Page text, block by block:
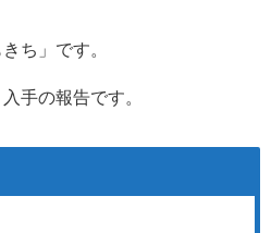
ち」です。
手の報告です。